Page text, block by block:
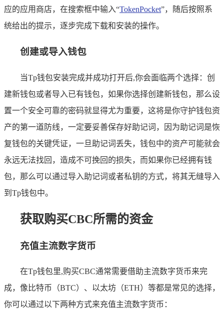
应的应用商店，在搜索框中输入“TokenPocket”，随后按照系
统给出的提示，逐步完成下载和安装的操作。
创建或导入钱包
当Tp钱包安装完成并成功打开后,你会面临两个选择：创
建新钱包或者导入已有钱包，如果你选择创建新钱包，那么设
置一个安全可靠的密码就显得尤为重要，这将是你守护钱包资
产的第一道防线，一定要妥善保存好助记词，因为助记词是恢
复钱包的关键凭证，一旦助记词丢失，钱包中的资产可能就会
永远无法找回，造成不可挽回的损失，而如果你已经拥有钱
包，那么可以通过导入助记词或者私钥的方式，将其无缝导入
到Tp钱包中。
获取购买CBC所需的资金
充值主流数字货币
在Tp钱包里,购买CBC通常需要借助主流数字货币来完
成，像比特币（BTC）、以太坊（ETH）等都是常见的选择，
你可以通过以下两种方式来充值主流数字货币：